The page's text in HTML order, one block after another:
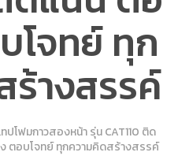
โจทย์ ทุก
างสรรค์
ปโฟมกาวสองหน้า รุ่น CAT110 ติด
ตอบโจทย์ ทุกความคิดสร้างสรรค์